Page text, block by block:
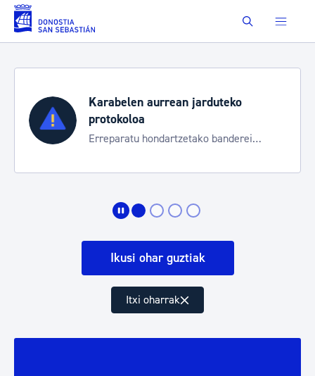
Eduki nagusira joan Buscar
Aste Nagusia 2026
Trafiko mozketak eta
bereziak
Ikusi ohar guztiak
Itxi oharrak